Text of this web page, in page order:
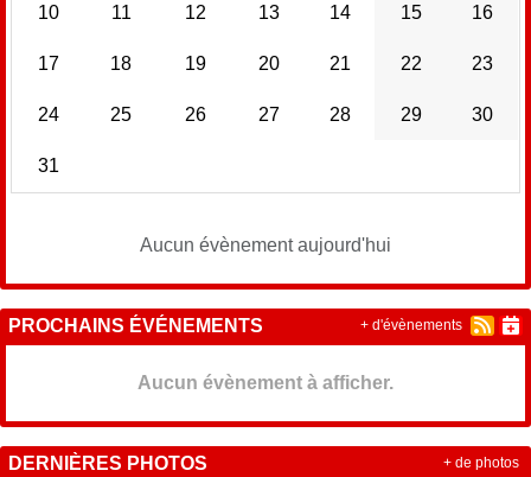
10 11 12 13 14 15 16
17 18 19 20 21 22 23
24 25 26 27 28 29 30
31
Aucun évènement aujourd'hui
PROCHAINS ÉVÉNEMENTS
Aucun évènement à afficher.
+ d'évènements
DERNIÈRES PHOTOS + de photos